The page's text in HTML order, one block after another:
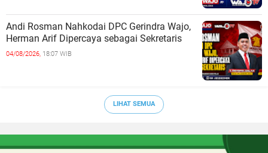
Andi Rosman Nahkodai DPC Gerindra Wajo,
Herman Arif Dipercaya sebagai Sekretaris
04/08/2026, 18:07 WIB
LIHAT SEMUA